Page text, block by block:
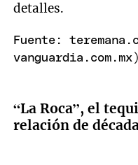
detalles.
Fuente:
vanguardia.com.mx)
“La Roca”, el
relación de